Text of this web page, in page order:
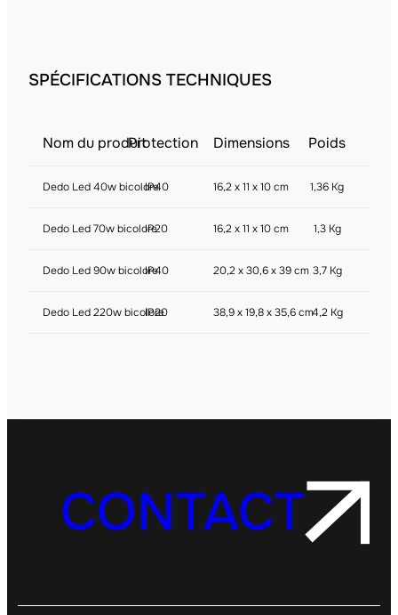
SPÉCIFICATIONS TECHNIQUES
Nom du produitProtection Dimensions Poids
Dedo Led 40w bicolore
IP40 16,2 x 11 x 10 cm 1,36 Kg
Dedo Led 70w bicoloreIP20 16,2 x 11 x 10 cm 1,3 Kg
Dedo Led 90w bicoloreIP40 20,2 x 30,6 x 39 cm 3,7 Kg
Dedo Led 220w bicolore
IP20 38,9 x 19,8 x 35,6 cm4,2 Kg
CONTACT